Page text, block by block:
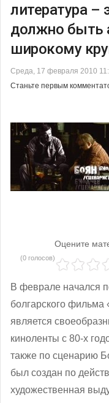
литература –
должно быть
широкому
Среда, 17 февраля 2010
Станьте первым
Оцените
(0 голосов)
В феврале начался
болгарского
является
киноленты с 80-х
также по сценарию
был создан по
художественная